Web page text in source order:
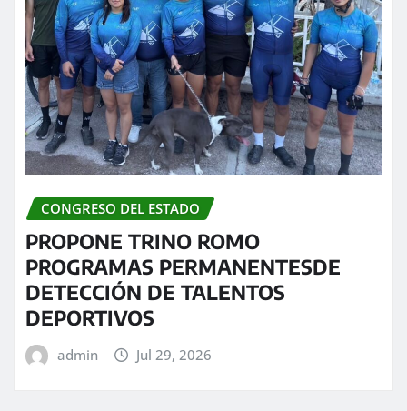
CONGRESO DEL ESTADO
PROPONE TRINO ROMO
PROGRAMAS PERMANENTESDE
DETECCIÓN DE TALENTOS
DEPORTIVOS
admin Jul 29, 2026